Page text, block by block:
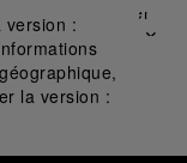
version :
la version :
Fermer
✕